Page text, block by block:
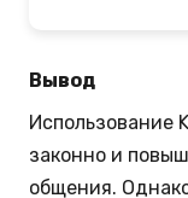
Вывод
Использование
законно и
общения.